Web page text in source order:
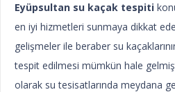
Eyüpsultan su kaçak tespiti
en iyi hizmetleri sunmaya dikkat
gelişmeler ile beraber su
tespit edilmesi mümkün hale
olarak su tesisatlarında meydana